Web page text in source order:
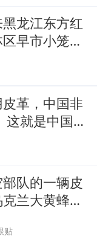
龙江东方红
早市小笼包
革，中国非
这就是中国手
队的一辆皮
兰大黄蜂无
贴